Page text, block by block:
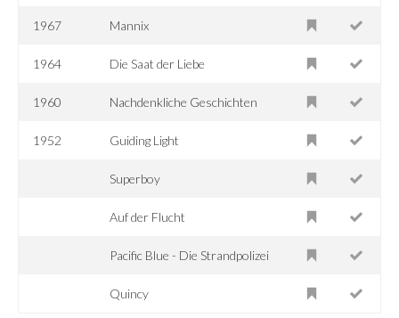
1967 Mannix
1964 Die Saat der Liebe
1960 Nachdenkliche Geschichten
1952 Guiding Light
Superboy
Auf der Flucht
Pacific Blue - Die Strandpolizei
Quincy